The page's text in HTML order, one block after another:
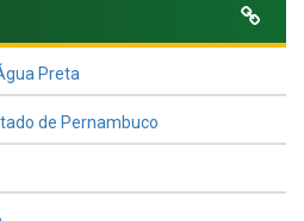
Preta
de Pernambuco